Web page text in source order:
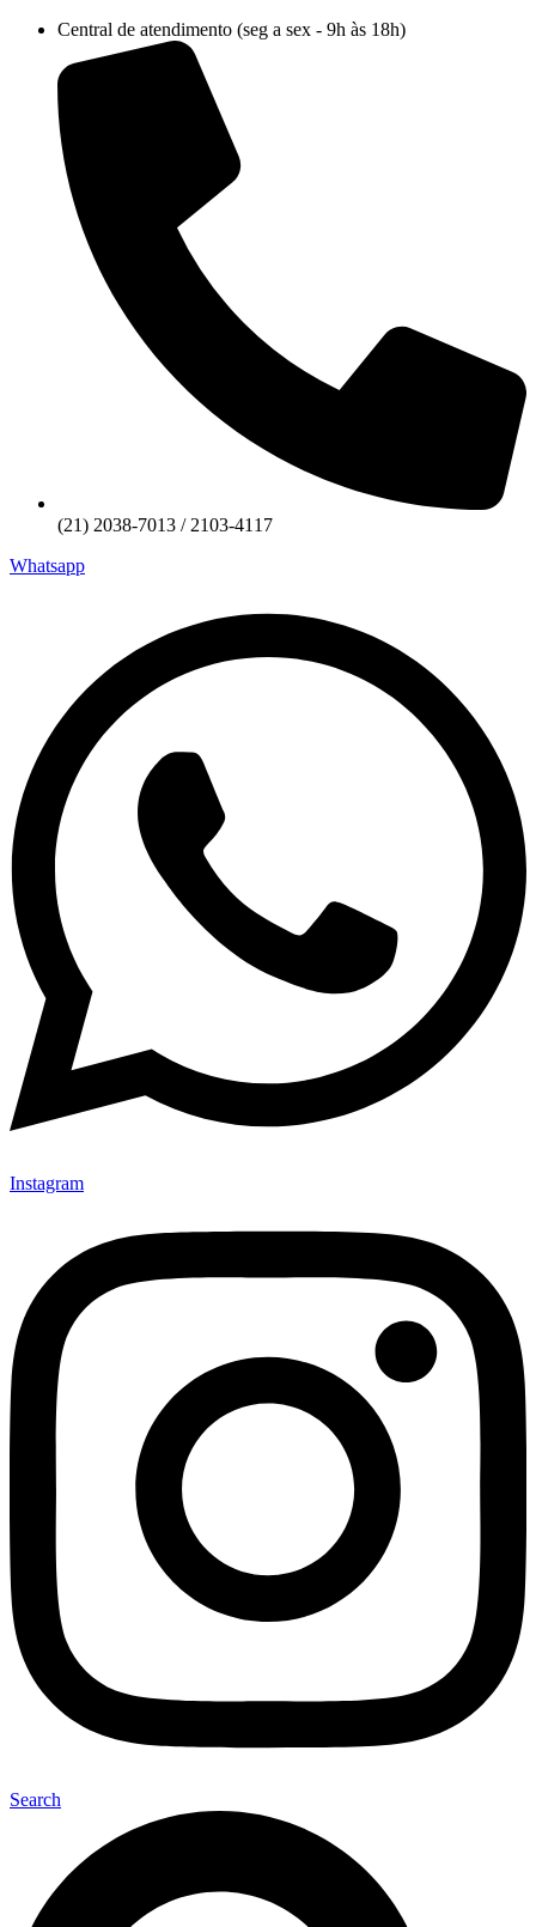
conteúdo
Central de atendimento (seg a sex - 9h às 18h)
(21) 2038-7013 / 2103-4117
Whatsapp
Instagram
Search